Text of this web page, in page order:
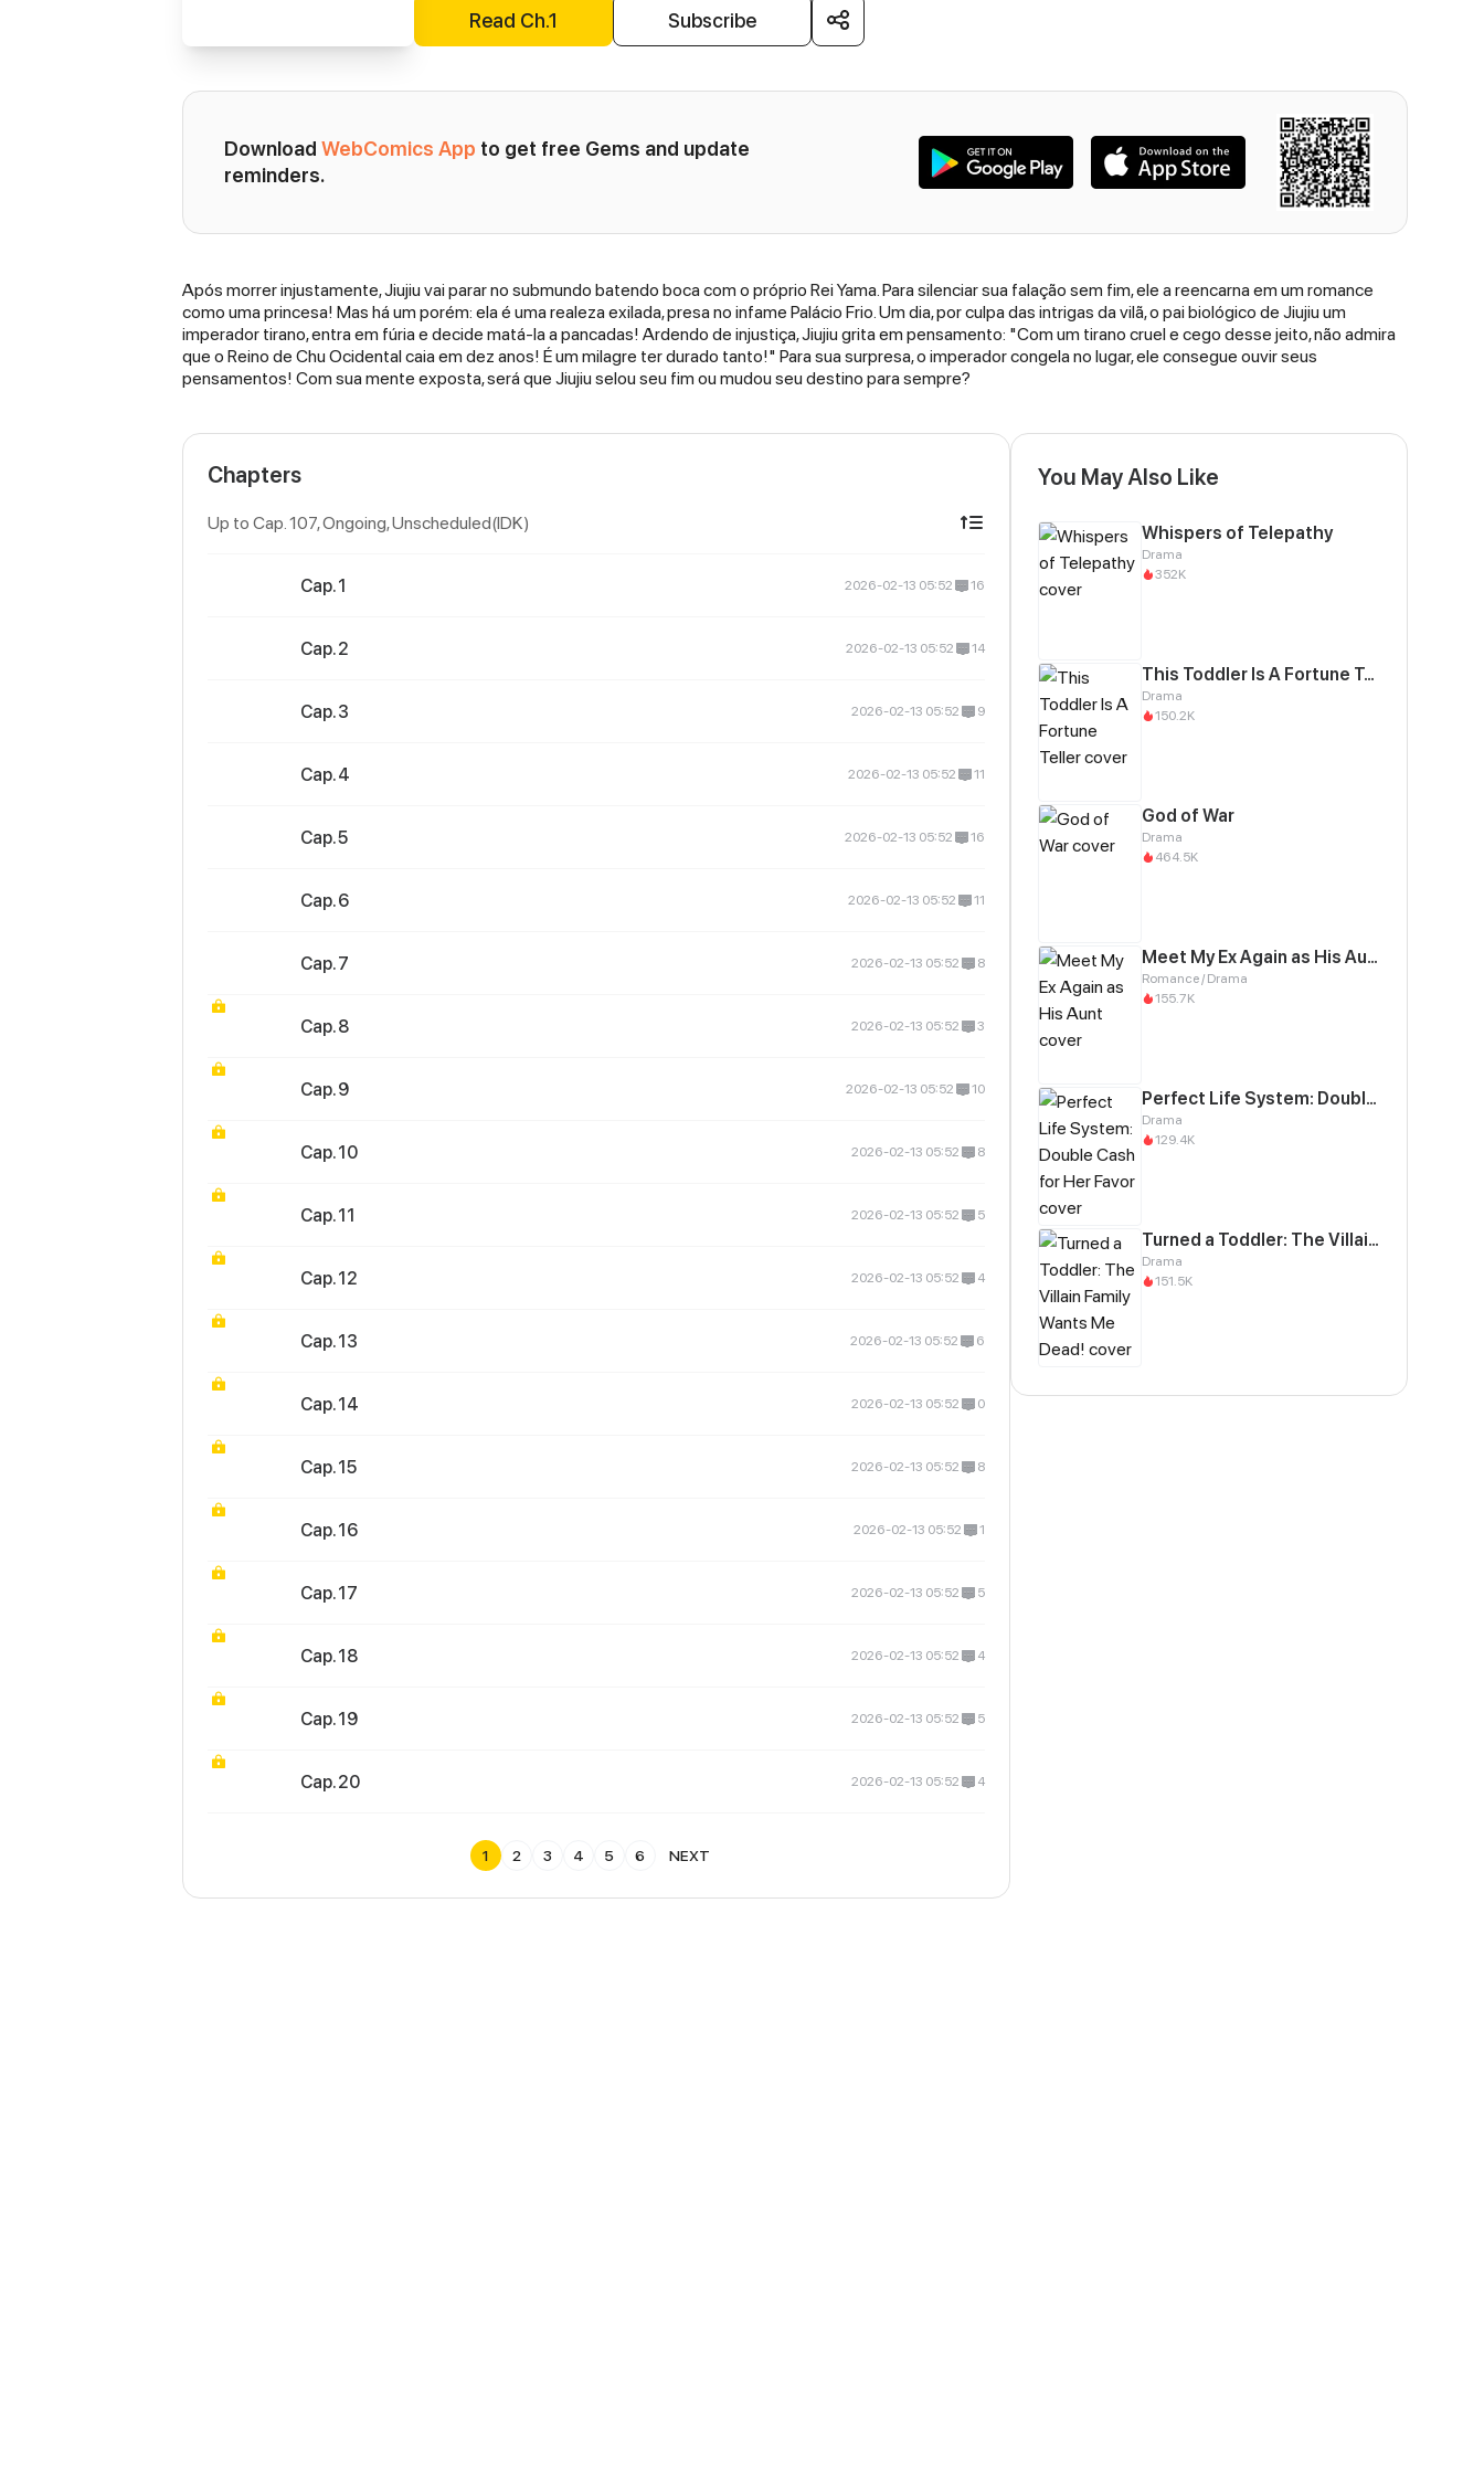
Read Ch.1 Subscribe
Download WebComics App to get free Gems and update
reminders.
Synopsis
Após morrer injustamente, Jiujiu vai parar no submundo batendo boca com o próprio Rei Yama. Para silenciar sua falação sem fim, ele a reencarna em um romance
como uma princesa! Mas há um porém: ela é uma realeza exilada, presa no infame Palácio Frio. Um dia, por culpa das intrigas da vilã, o pai biológico de Jiujiu um
imperador tirano, entra em fúria e decide matá-la a pancadas! Ardendo de injustiça, Jiujiu grita em pensamento: "Com um tirano cruel e cego desse jeito, não admira
que o Reino de Chu Ocidental caia em dez anos! É um milagre ter durado tanto!" Para sua surpresa, o imperador congela no lugar, ele consegue ouvir seus
pensamentos! Com sua mente exposta, será que Jiujiu selou seu fim ou mudou seu destino para sempre?
Chapters
Up to Cap. 107, Ongoing, Unscheduled(IDK)
Cap. 1 2026-02-13 05:52 16
Cap. 2 2026-02-13 05:52 14
Cap. 3 2026-02-13 05:52 9
Cap. 4 2026-02-13 05:52 11
Cap. 5 2026-02-13 05:52 16
Cap. 6 2026-02-13 05:52 11
Cap. 7 2026-02-13 05:52 8
Cap. 8 2026-02-13 05:52 3
Cap. 9 2026-02-13 05:52 10
Cap. 10 2026-02-13 05:52 8
Cap. 11 2026-02-13 05:52 5
Cap. 12 2026-02-13 05:52 4
Cap. 13 2026-02-13 05:52 6
Cap. 14 2026-02-13 05:52 0
Cap. 15 2026-02-13 05:52 8
Cap. 16 2026-02-13 05:52 1
Cap. 17 2026-02-13 05:52 5
Cap. 18 2026-02-13 05:52 4
Cap. 19 2026-02-13 05:52 5
Cap. 20 2026-02-13 05:52 4
1 2 3 4 5 6 NEXT
You May Also Like
Whispers of Telepathy
Drama
352K
This Toddler Is A Fortune Teller
Drama
150.2K
God of War
Drama
464.5K
Meet My Ex Again as His Aunt
Romance / Drama
155.7K
Perfect Life System: Double Cash for Her Favor
Drama
129.4K
Turned a Toddler: The Villain Family Wants Me Dead!
Drama
151.5K